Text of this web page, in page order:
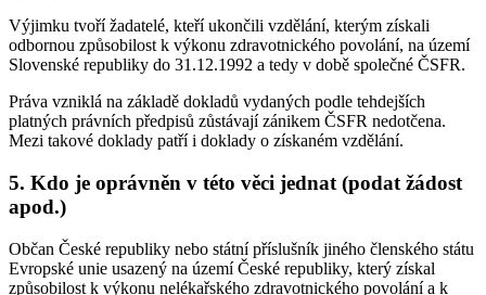
Výjimku tvoří žadatelé, kteří ukončili vzdělání, kterým získali
odbornou způsobilost k výkonu zdravotnického povolání, na území
Slovenské republiky do 31.12.1992 a tedy v době společné ČSFR.
Práva vzniklá na základě dokladů vydaných podle tehdejších
platných právních předpisů zůstávají zánikem ČSFR nedotčena.
Mezi takové doklady patří i doklady o získaném vzdělání.
5. Kdo je oprávněn v této věci jednat (podat žádost
apod.)
Občan České republiky nebo státní příslušník jiného členského státu
Evropské unie usazený na území České republiky, který získal
způsobilost k výkonu nelékařského zdravotnického povolání a k